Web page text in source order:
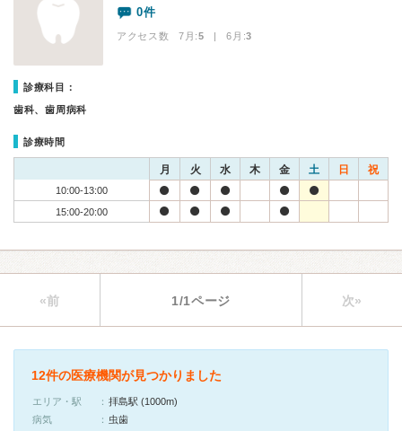
0件
アクセス数 7月:5 | 6月:3
診療科目：
歯科、歯周病科
診療時間
月 火 水 木 金 土 日 祝
10:00-13:00
15:00-20:00
«前 1/1ページ 次»
12件の医療機関が見つかりました
エリア・駅
拝島駅 (1000m)
病気
虫歯